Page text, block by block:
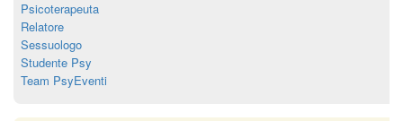
Psicoterapeuta
Relatore
Sessuologo
Studente Psy
Team PsyEventi